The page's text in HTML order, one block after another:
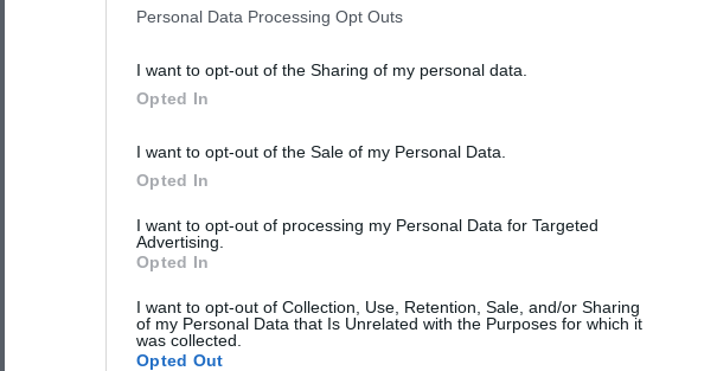
Personal Data Processing Opt Outs
I want to opt-out of the Sharing of my personal data.
Opted In
I want to opt-out of the Sale of my Personal Data.
Opted In
I want to opt-out of processing my Personal Data for Targeted
Advertising.
Opted In
I want to opt-out of Collection, Use, Retention, Sale, and/or Sharing
of my Personal Data that Is Unrelated with the Purposes for which it
was collected.
Opted Out